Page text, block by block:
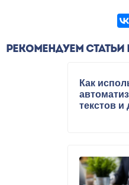
РЕКОМЕНДУЕМ СТАТЬИ
Как
текстов и